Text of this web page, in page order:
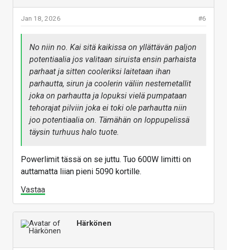
#6
Jan 18, 2026
No niin no. Kai sitä kaikissa on yllättävän paljon
potentiaalia jos valitaan siruista ensin parhaista
parhaat ja sitten cooleriksi laitetaan ihan
parhautta, sirun ja coolerin väliin nestemetallit
joka on parhautta ja lopuksi vielä pumpataan
tehorajat pilviin joka ei toki ole parhautta niin
joo potentiaalia on. Tämähän on loppupelissä
täysin turhuus halo tuote.
Powerlimit tässä on se juttu. Tuo 600W limitti on
auttamatta liian pieni 5090 kortille.
Vastaa
Härkönen